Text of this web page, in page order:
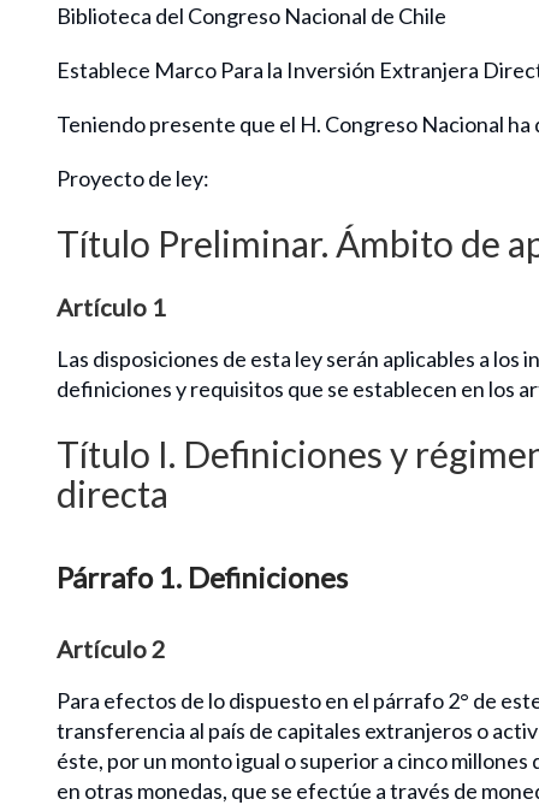
Biblioteca del Congreso Nacional de Chile
Establece Marco Para la Inversión Extranjera
Teniendo presente que el H. Congreso Nacional
Proyecto de ley:
Título Preliminar. Ámbito de
Artículo 1
Las disposiciones de esta ley serán aplicables a
definiciones y requisitos que se establecen en los
Título I. Definiciones y
directa
Párrafo 1. Definiciones
Artículo 2
Para efectos de lo dispuesto en el párrafo 2° de
transferencia al país de capitales extranjeros o
éste, por un monto igual o superior a cinco
en otras monedas, que se efectúe a través de